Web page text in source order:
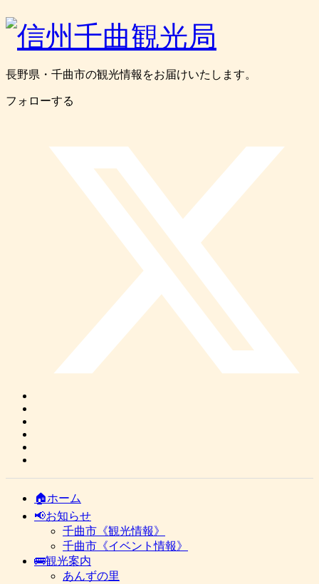
長野県・千曲市の観光情報をお届けいたします。
フォローする
🏠ホーム
📢お知らせ
千曲市《観光情報》
千曲市《イベント情報》
🚌観光案内
あんずの里